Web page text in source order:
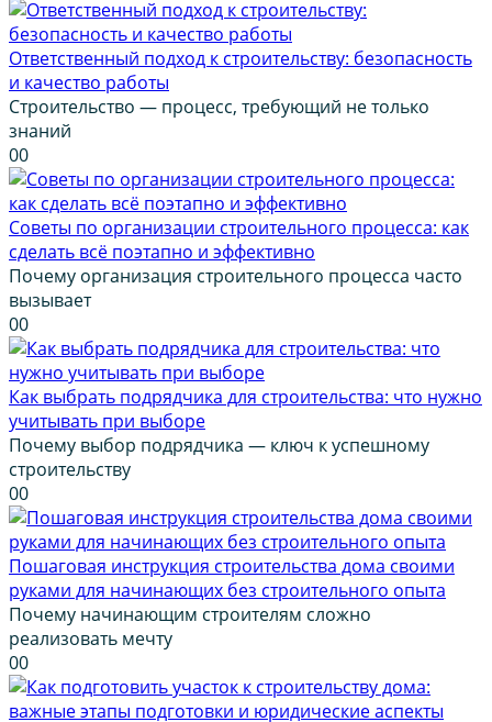
Ответственный подход к строительству: безопасность
и качество работы
Строительство — процесс, требующий не только
знаний
00
Советы по организации строительного процесса: как
сделать всё поэтапно и эффективно
Почему организация строительного процесса часто
вызывает
00
Как выбрать подрядчика для строительства: что нужно
учитывать при выборе
Почему выбор подрядчика — ключ к успешному
строительству
00
Пошаговая инструкция строительства дома своими
руками для начинающих без строительного опыта
Почему начинающим строителям сложно
реализовать мечту
00